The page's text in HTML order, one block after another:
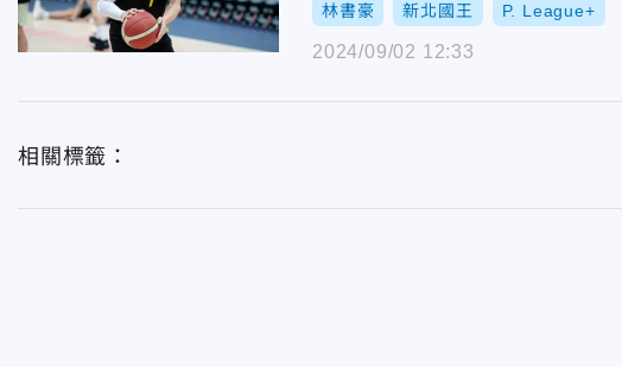
林書豪 新北國王 P. League+
2024/09/02 12:33
相關標籤：